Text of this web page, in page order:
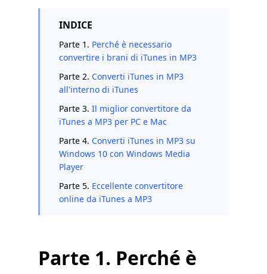
INDICE
Parte 1. Perché è necessario
convertire i brani di iTunes in MP3
Parte 2. Converti iTunes in MP3
all'interno di iTunes
Parte 3. Il miglior convertitore da
iTunes a MP3 per PC e Mac
Parte 4. Converti iTunes in MP3 su
Windows 10 con Windows Media
Player
Parte 5. Eccellente convertitore
online da iTunes a MP3
Parte 1. Perché è